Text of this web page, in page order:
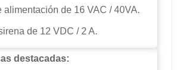
alimentación de 16 VAC / 40VA.
de 12 VDC / 2 A.
destacadas: